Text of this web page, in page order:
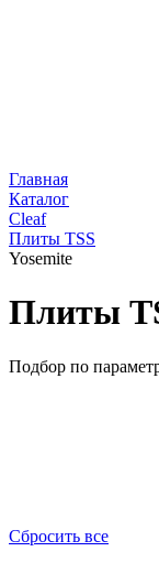
Главная
Каталог
Cleaf
Плиты TSS
Yosemite
Плиты
Подбор по
Сбросить все